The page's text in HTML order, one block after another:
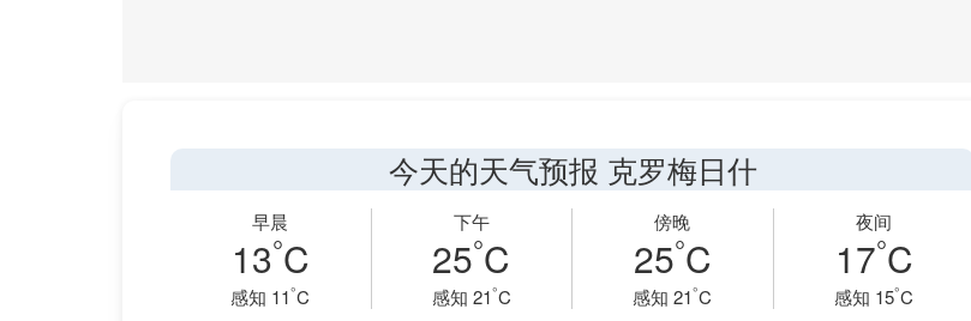
今天的天气预报 克罗梅日什
早晨
13°C
感知 11°C
下午
25°C
感知 21°C
傍晚
25°C
感知 21°C
夜间
17°C
感知 15°C